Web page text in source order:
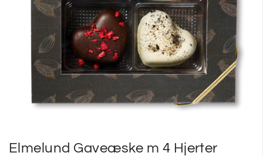
Elmelund Gaveæske m 4 Hjerter